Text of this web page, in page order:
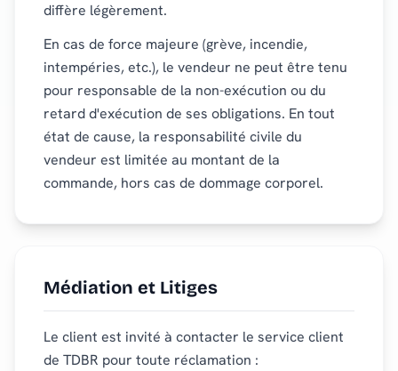
diffère légèrement.
En cas de force majeure (grève, incendie,
intempéries, etc.), le vendeur ne peut être tenu
pour responsable de la non-exécution ou du
retard d'exécution de ses obligations. En tout
état de cause, la responsabilité civile du
vendeur est limitée au montant de la
commande, hors cas de dommage corporel.
Médiation et Litiges
Le client est invité à contacter le service client
de TDBR pour toute réclamation :